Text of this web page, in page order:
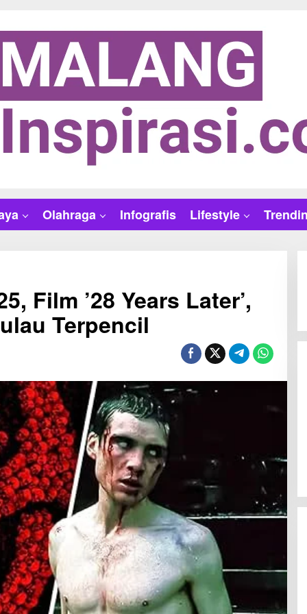
Olahraga Infografis Lifestyle
Film ’28 Years Later’,
Terpencil